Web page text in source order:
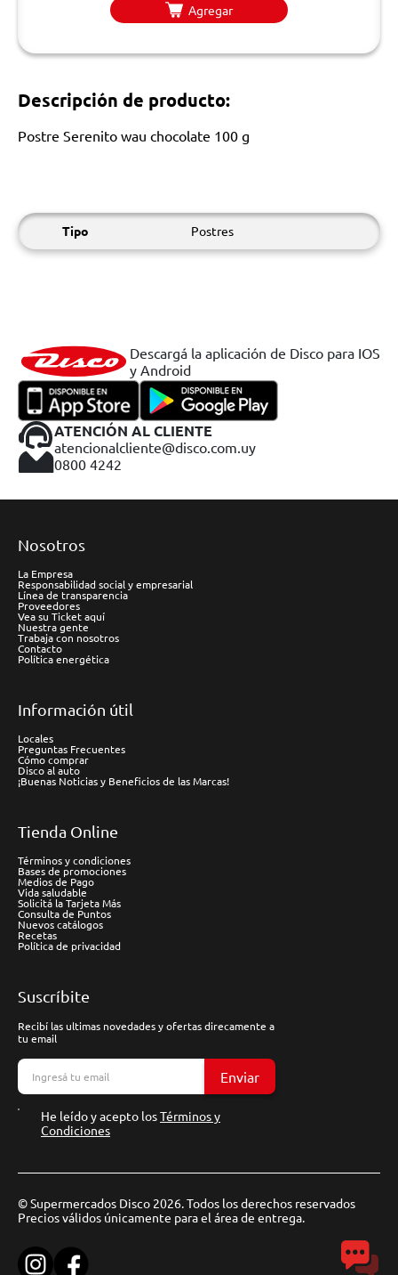
Agregar
Descripción de producto:
Postre Serenito wau chocolate 100 g
Tipo Postres
Descargá la aplicación de Disco para IOS
y Android
ATENCIÓN AL CLIENTE
atencionalcliente@disco.com.uy
0800 4242
Nosotros
La Empresa
Responsabilidad social y empresarial
Línea de transparencia
Proveedores
Vea su Ticket aquí
Nuestra gente
Trabaja con nosotros
Contacto
Política energética
Información útil
Locales
Preguntas Frecuentes
Cómo comprar
Disco al auto
¡Buenas Noticias y Beneficios de las Marcas!
Tienda Online
Términos y condiciones
Bases de promociones
Medios de Pago
Vida saludable
Solicitá la Tarjeta Más
Consulta de Puntos
Nuevos catálogos
Recetas
Política de privacidad
Suscríbite
Recibí las ultimas novedades y ofertas direcamente a
tu email
Enviar
He leído y acepto losTérminos y
Condiciones
© Supermercados Disco 2026. Todos los derechos reservados
Precios válidos únicamente para el área de entrega.